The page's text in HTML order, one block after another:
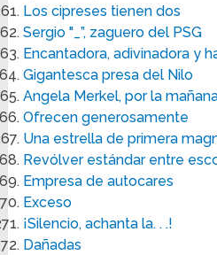
Los cipreses tienen dos
Sergio "_”, zaguero del PSG
Encantadora, adivinadora y
Gigantesca presa del Nilo
Angela Merkel, por la
Ofrecen generosamente
Una estrella de primera
Revólver estándar entre
Empresa de autocares
Exceso
¡Silencio, achanta la. . .!
Dañadas